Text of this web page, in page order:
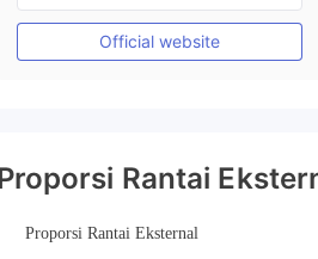
Lisensi Penuh MT4
Official website
Rantai